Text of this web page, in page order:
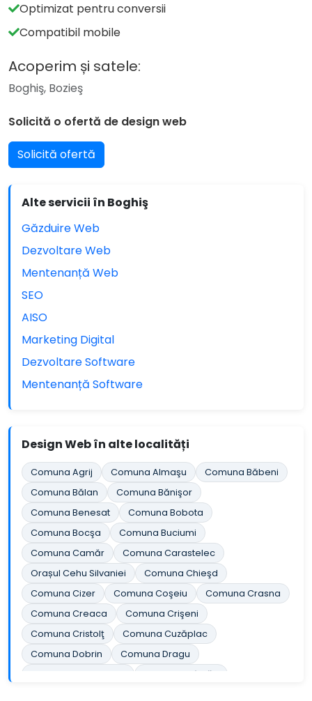
Optimizat pentru conversii
Compatibil mobile
Acoperim și satele:
Boghiş, Bozieş
Solicită o ofertă de design web
Solicită ofertă
Alte servicii în Boghiş
Găzduire Web
Dezvoltare Web
Mentenanță Web
SEO
AISO
Marketing Digital
Dezvoltare Software
Mentenanță Software
Design Web în alte localități
Comuna Agrij Comuna Almaşu
Comuna Băbeni
Comuna Bălan
Comuna Bănişor
Comuna Benesat
Comuna Bobota
Comuna Bocşa
Comuna Buciumi
Comuna Camăr
Comuna Carastelec
Orașul Cehu Silvaniei
Comuna Chieşd
Comuna Cizer
Comuna Coşeiu
Comuna Crasna
Comuna Creaca
Comuna Crişeni
Comuna Cristolţ
Comuna Cuzăplac
Comuna Dobrin
Comuna Dragu
Comuna Gâlgău